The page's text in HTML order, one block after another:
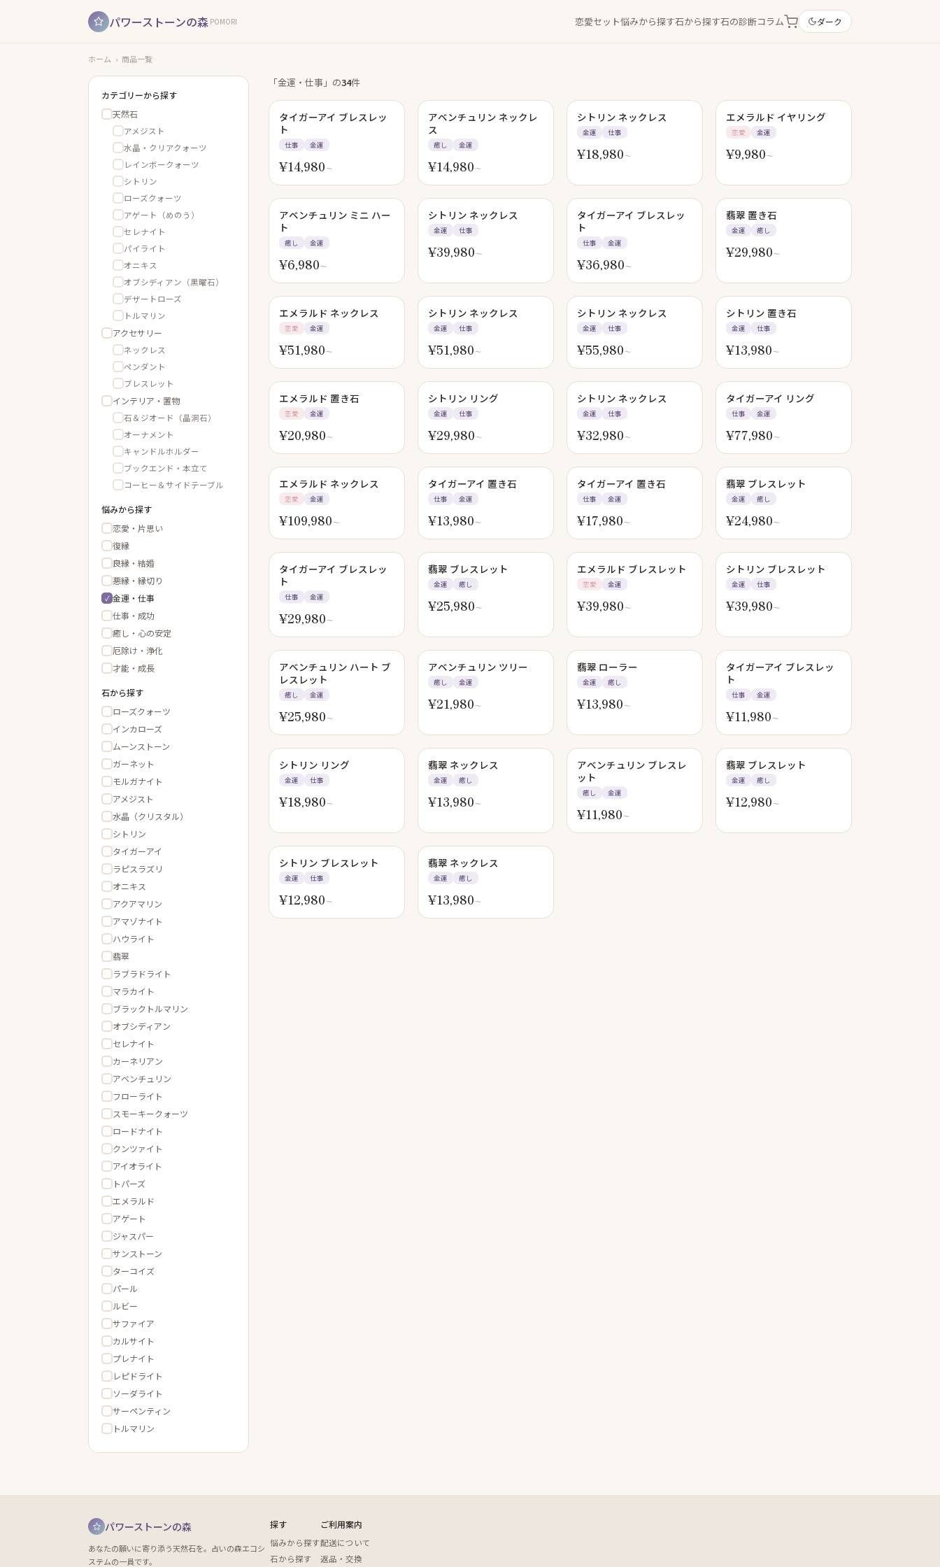
パワーストーンの森 POMORI 恋愛セット悩みから探す石から探す石の診断コラム ダーク
ホーム › 商品一覧
カテゴリーから探す
天然石
アメジスト
水晶・クリアクォーツ
レインボークォーツ
シトリン
ローズクォーツ
アゲート（めのう）
セレナイト
パイライト
オニキス
オブシディアン（黒曜石）
デザートローズ
トルマリン
アクセサリー
ネックレス
ペンダント
ブレスレット
インテリア・置物
石＆ジオード（晶洞石）
オーナメント
キャンドルホルダー
ブックエンド・本立て
コーヒー＆サイドテーブル
悩みから探す
恋愛・片思い
復縁
良縁・結婚
悪縁・縁切り
金運・仕事
仕事・成功
癒し・心の安定
厄除け・浄化
才能・成長
石から探す
ローズクォーツ
インカローズ
ムーンストーン
ガーネット
モルガナイト
アメジスト
水晶（クリスタル）
シトリン
タイガーアイ
ラピスラズリ
オニキス
アクアマリン
アマゾナイト
ハウライト
翡翠
ラブラドライト
マラカイト
ブラックトルマリン
オブシディアン
セレナイト
カーネリアン
アベンチュリン
フローライト
スモーキークォーツ
ロードナイト
クンツァイト
アイオライト
トパーズ
エメラルド
アゲート
ジャスパー
サンストーン
ターコイズ
パール
ルビー
サファイア
カルサイト
プレナイト
レピドライト
ソーダライト
サーペンティン
トルマリン
「金運・仕事」 の34件
タイガーアイ ブレスレッ
ト
仕事 金運
¥14,980〜
アベンチュリン ネックレ
ス
癒し 金運
¥14,980〜
シトリン ネックレス
金運 仕事
¥18,980〜
エメラルド イヤリング
恋愛 金運
¥9,980〜
SOLD OUT
アベンチュリン ミニ ハー
ト
癒し 金運
¥6,980〜
シトリン ネックレス
金運 仕事
¥39,980〜
タイガーアイ ブレスレッ
ト
仕事 金運
¥36,980〜
翡翠 置き石
金運 癒し
¥29,980〜
エメラルド ネックレス
恋愛 金運
¥51,980〜
シトリン ネックレス
金運 仕事
¥51,980〜
SOLD OUT
シトリン ネックレス
金運 仕事
¥55,980〜
シトリン 置き石
金運 仕事
¥13,980〜
エメラルド 置き石
恋愛 金運
¥20,980〜
シトリン リング
金運 仕事
¥29,980〜
シトリン ネックレス
金運 仕事
¥32,980〜
タイガーアイ リング
仕事 金運
¥77,980〜
エメラルド ネックレス
恋愛 金運
¥109,980〜
タイガーアイ 置き石
仕事 金運
¥13,980〜
タイガーアイ 置き石
仕事 金運
¥17,980〜
翡翠 ブレスレット
金運 癒し
¥24,980〜
タイガーアイ ブレスレッ
ト
仕事 金運
¥29,980〜
翡翠 ブレスレット
金運 癒し
¥25,980〜
エメラルド ブレスレット
恋愛 金運
¥39,980〜
シトリン ブレスレット
金運 仕事
¥39,980〜
SOLD OUT
アベンチュリン ハート ブ
レスレット
癒し 金運
¥25,980〜
アベンチュリン ツリー
癒し 金運
¥21,980〜
翡翠 ローラー
金運 癒し
¥13,980〜
タイガーアイ ブレスレッ
ト
仕事 金運
¥11,980〜
シトリン リング
金運 仕事
¥18,980〜
翡翠 ネックレス
金運 癒し
¥13,980〜
アベンチュリン ブレスレ
ット
癒し 金運
¥11,980〜
翡翠 ブレスレット
金運 癒し
¥12,980〜
シトリン ブレスレット
金運 仕事
¥12,980〜
翡翠 ネックレス
金運 癒し
¥13,980〜
パワーストーンの森
あなたの願いに寄り添う天然石を。占いの森エコシ
ステムの一員です。
探す
悩みから探す
石から探す
ご利用案内
配送について
返品・交換